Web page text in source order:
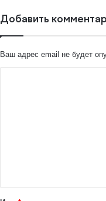
Добавить
Ваш адрес email не будет
а